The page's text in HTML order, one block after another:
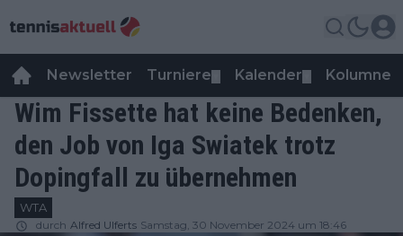
Newsletter Turniere Kalender Kolumnen
Wim Fissette hat keine Bedenken,
den Job von Iga Swiatek trotz
Dopingfall zu übernehmen
WTA
durch Alfred Ulferts Samstag, 30 November 2024 um 18:46